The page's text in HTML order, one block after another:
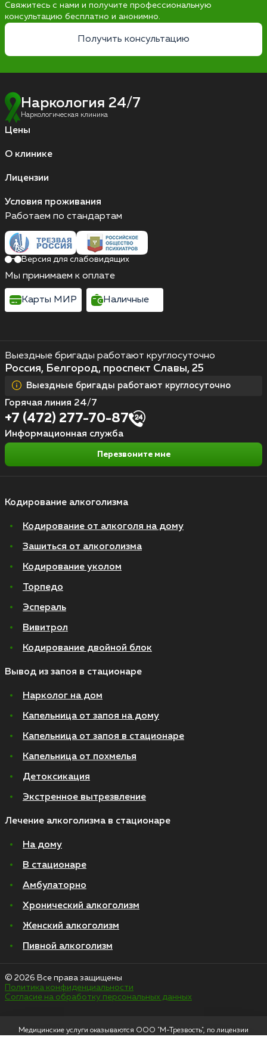
Свяжитесь с нами и получите профессиональную
консультацию бесплатно и анонимно.
Получить консультацию
Наркология 24/7
Наркологическая клиника
Цены
О клинике
Лицензии
Условия проживания
Кодирование алкоголизма
Кодирование от алкоголя на дому
Зашиться от алкоголизма
Кодирование уколом
Торпедо
Эспераль
Вивитрол
Кодирование двойной блок
Вывод из запоя в стационаре
Нарколог на дом
Капельница от запоя на дому
Капельница от запоя в стационаре
Капельница от похмелья
Детоксикация
Экстренное вытрезвление
Лечение алкоголизма в стационаре
На дому
В стационаре
Амбулаторно
Хронический алкоголизм
Женский алкоголизм
Пивной алкоголизм
Выездные бригады работают круглосуточно
Россия, Белгород, проспект Славы, 25
Выездные бригады работают круглосуточно
Горячая линия 24/7
+7 (472) 277-70-87
Информационная служба
Перезвоните мне
Работаем по стандартам
Версия для слабовидящих
Мы принимаем к оплате
Карты МИР Наличные
© 2026 Все права защищены
Политика конфиденциальности
Согласие на обработку персональных данных
Медицинские услуги оказываются ООО "М-Трезвость", по лицензии